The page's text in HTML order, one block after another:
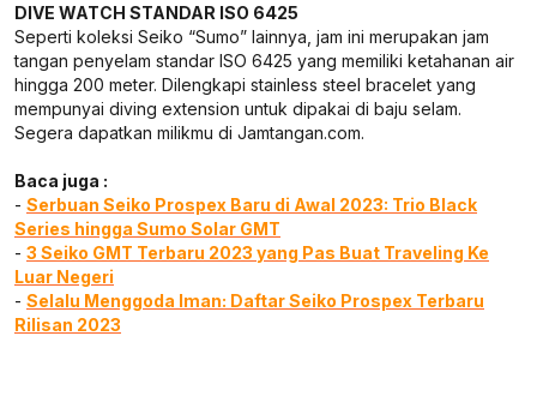
DIVE WATCH STANDAR ISO 6425
Seperti koleksi Seiko “Sumo” lainnya, jam ini merupakan jam
tangan penyelam standar ISO 6425 yang memiliki ketahanan air
hingga 200 meter. Dilengkapi stainless steel bracelet yang
mempunyai diving extension untuk dipakai di baju selam.
Segera dapatkan milikmu di Jamtangan.com.
Baca juga :
- Serbuan Seiko Prospex Baru di Awal 2023: Trio Black
Series hingga Sumo Solar GMT
- 3 Seiko GMT Terbaru 2023 yang Pas Buat Traveling Ke
Luar Negeri
- Selalu Menggoda Iman: Daftar Seiko Prospex Terbaru
Rilisan 2023